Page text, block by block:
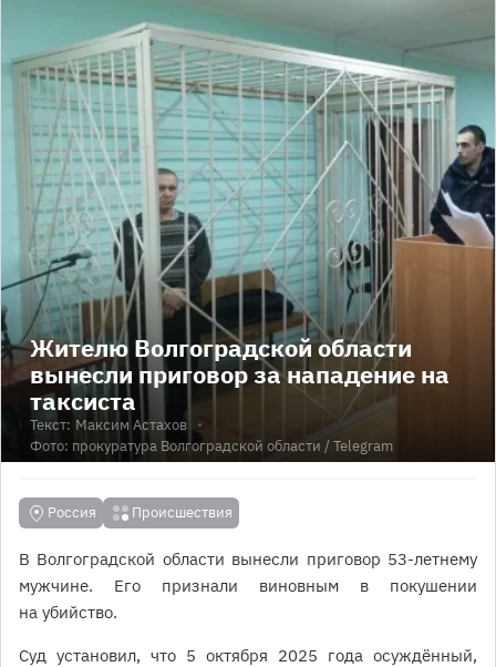
Жителю Волгоградской области
вынесли приговор за нападение на
таксиста
Текст: Максим Астахов
Фото: прокуратура Волгоградской области / Telegram
Россия Происшествия
В Волгоградской области вынесли приговор 53-летнему
мужчине. Его признали виновным в покушении
на убийство.
Суд установил, что 5 октября 2025 года осуждённый,